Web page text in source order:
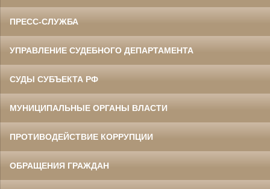
ПРЕСС-СЛУЖБА
УПРАВЛЕНИЕ СУДЕБНОГО ДЕПАРТАМЕНТА
СУДЫ СУБЪЕКТА РФ
МУНИЦИПАЛЬНЫЕ ОРГАНЫ ВЛАСТИ
ПРОТИВОДЕЙСТВИЕ КОРРУПЦИИ
ОБРАЩЕНИЯ ГРАЖДАН